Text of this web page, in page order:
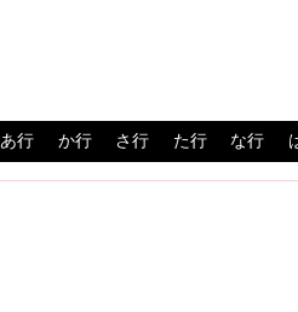
あ行 か行 さ行 た行 な行